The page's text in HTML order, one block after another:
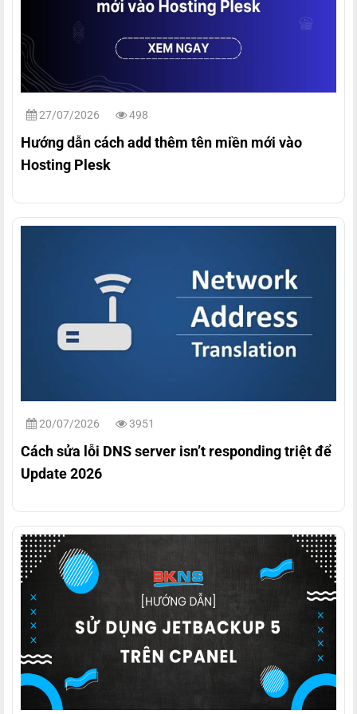
27/07/2026 498
Hướng dẫn cách add thêm tên miền mới vào
Hosting Plesk
20/07/2026 3951
Cách sửa lỗi DNS server isn’t responding triệt để
Update 2026